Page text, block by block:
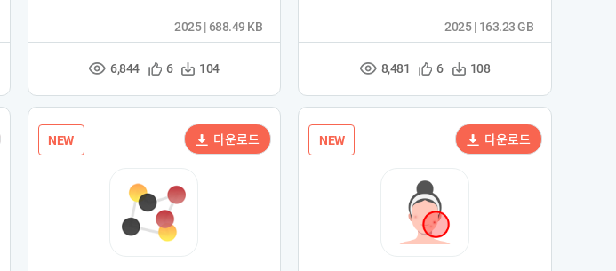
조
수
6,844
관
등
록
6
다
수
104
2025 | 688.49 KB
조
수
8,481
관
등
록
6
다
수
108
2025 | 163.23 GB
NEW 다운로드 NEW 다운로드